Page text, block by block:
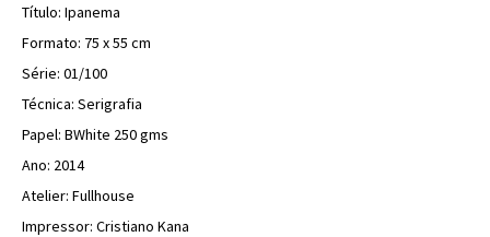
Título: Ipanema
Formato: 75 x 55 cm
Série: 01/100
Técnica: Serigrafia
Papel: BWhite 250 gms
Ano: 2014
Atelier: Fullhouse
Impressor: Cristiano Kana